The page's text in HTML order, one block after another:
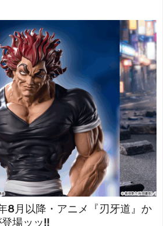
8月以降・アニメ『刃牙道』か
場ッッ!!